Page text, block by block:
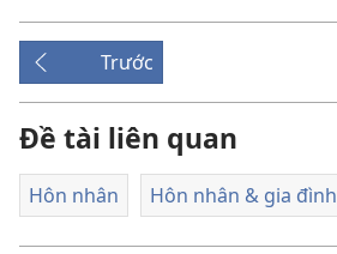
Trước
Đề tài liên quan
Hôn nhân Hôn nhân & gia đình